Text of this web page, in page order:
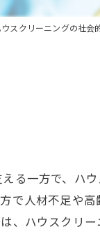
スクリーニングの社会
る一方で、ハ
で人材不足や
、ハウスクリ